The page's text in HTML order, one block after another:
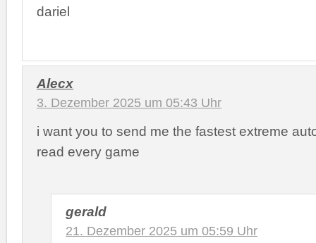
dariel
Alecx
3. Dezember 2025 um 05:43 Uhr
i want you to send me the fastest extreme
read every game
gerald
21. Dezember 2025 um 05:59 Uhr